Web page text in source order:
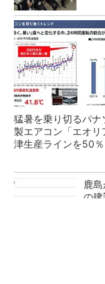
猛暑を乗り切るパナ
製エアコン「エオ
津生産ラインを50
鹿
の建